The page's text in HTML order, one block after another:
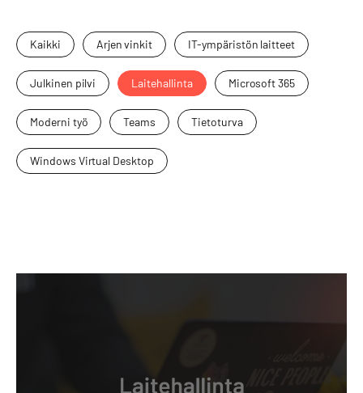
Kaikki Arjen vinkit IT-ympäristön laitteet
Julkinen pilvi Laitehallinta Microsoft 365
Moderni työ Teams Tietoturva
Windows Virtual Desktop